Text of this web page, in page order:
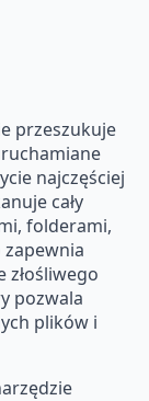
przeszukuje
najczęściej
cały
folderami,
złośliwego
pozwala
plików i